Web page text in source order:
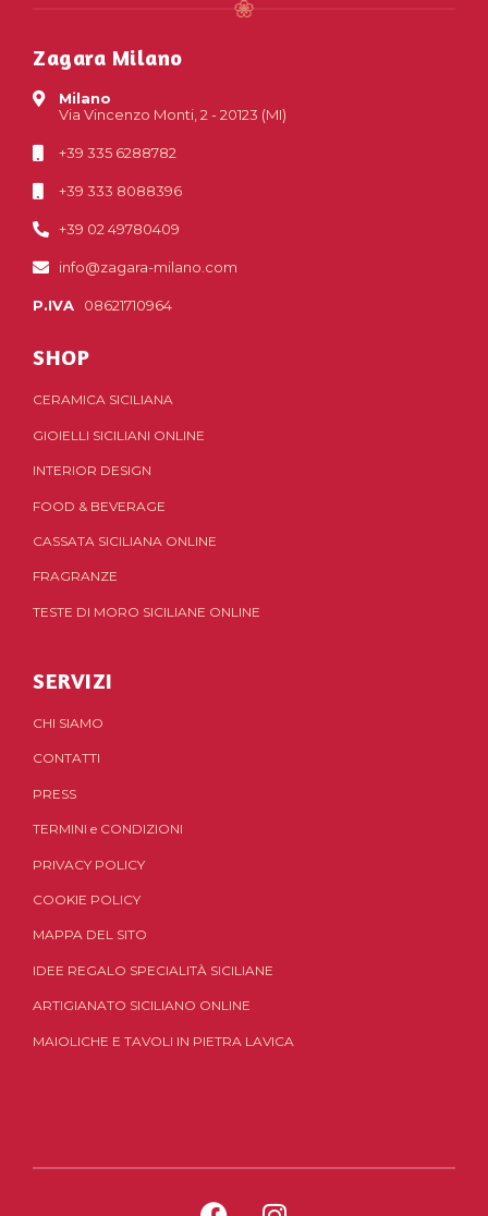
Zagara Milano
Milano
Via Vincenzo Monti, 2 - 20123 (MI)
+39 335 6288782
+39 333 8088396
+39 02 49780409
info@zagara-milano.com
P.IVA 08621710964
SHOP
CERAMICA SICILIANA
GIOIELLI SICILIANI ONLINE
INTERIOR DESIGN
FOOD & BEVERAGE
CASSATA SICILIANA ONLINE
FRAGRANZE
TESTE DI MORO SICILIANE ONLINE
SERVIZI
CHI SIAMO
CONTATTI
PRESS
TERMINI e CONDIZIONI
PRIVACY POLICY
COOKIE POLICY
MAPPA DEL SITO
IDEE REGALO SPECIALITÀ SICILIANE
ARTIGIANATO SICILIANO ONLINE
MAIOLICHE E TAVOLI IN PIETRA LAVICA